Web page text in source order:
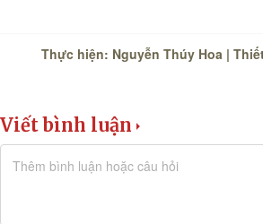
Thực hiện: Nguyễn Thúy Hoa |
Viết bình luận